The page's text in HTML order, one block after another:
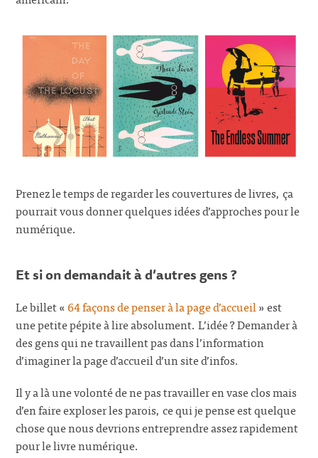
Prenez le temps de regarder les couvertures de livres, ça
pourrait vous donner quelques idées d’approches pour le
numérique.
Et si on demandait à d’autres gens ?
Le billet « 64 façons de penser à la page d’accueil» est
une petite pépite à lire absolument. L’idée ? Demander à
des gens qui ne travaillent pas dans l’information
d’imaginer la page d’accueil d’un site d’infos.
Il y a là une volonté de ne pas travailler en vase clos mais
d’en faire exploser les parois, ce qui je pense est quelque
chose que nous devrions entreprendre assez rapidement
pour le livre numérique.